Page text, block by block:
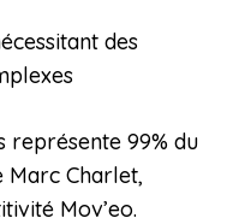
des
représente 99% du
Marc Charlet,
Mov’eo.